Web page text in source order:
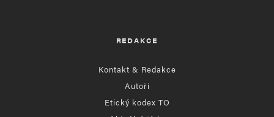
REDAKCE
Kontakt & Redakce
Autoři
Etický kodex TO